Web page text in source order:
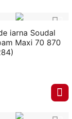
iarna Soudal
Maxi 70 870